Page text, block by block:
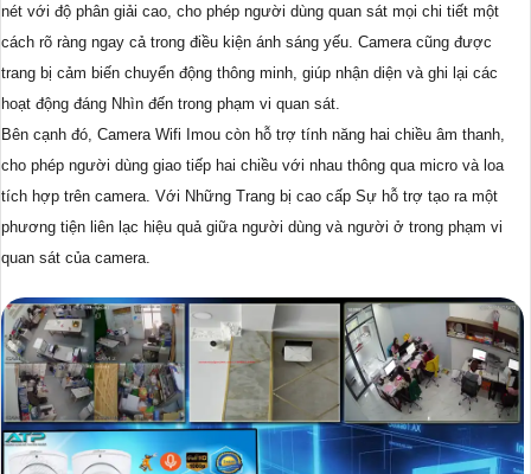
nét với độ phân giải cao, cho phép người dùng quan sát mọi chi tiết một
cách rõ ràng ngay cả trong điều kiện ánh sáng yếu. Camera cũng được
trang bị cảm biến chuyển động thông minh, giúp nhận diện và ghi lại các
hoạt động đáng Nhìn đến trong phạm vi quan sát.
Bên cạnh đó, Camera Wifi Imou còn hỗ trợ tính năng hai chiều âm thanh,
cho phép người dùng giao tiếp hai chiều với nhau thông qua micro và loa
tích hợp trên camera. Với Những Trang bị cao cấp Sự hỗ trợ tạo ra một
phương tiện liên lạc hiệu quả giữa người dùng và người ở trong phạm vi
quan sát của camera.